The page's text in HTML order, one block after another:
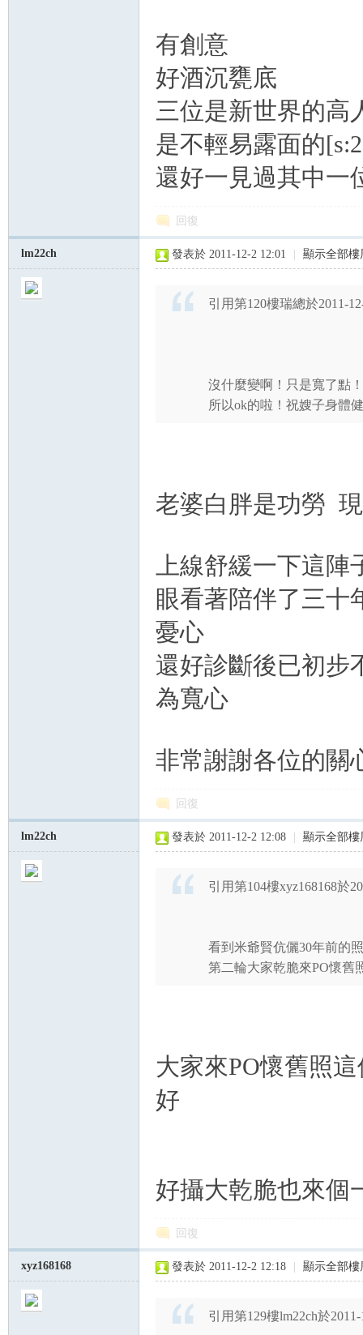
有創意
好酒沉甕底
三位是新世界的高
是不輕易露面的
還好一見過其中一
回復
lm22ch 發表於 2011-12-2 12:01 顯示全部樓
引用第120樓瑞總於2011-
沒什麼變啊！只是寬了點
所以ok的啦！祝嫂子身體
老婆白胖是功勞
上線舒緩一下這陣
眼看著陪伴了三
憂心
還好診斷後已初
為寬心
非常謝謝各位的關
回復
lm22ch 發表於 2011-12-2 12:08 顯示全部樓
引用第104樓xyz168168於
看到米爺賢伉儷30年前的
第二輪大家乾脆來PO懷舊
大家來PO懷舊照
好
好攝大乾脆也來個
回復
xyz168168 發表於 2011-12-2 12:18 顯示全部樓
引用第129樓lm22ch於